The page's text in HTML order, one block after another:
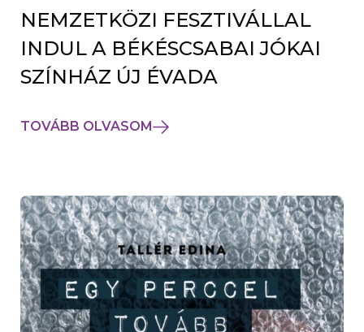
NEMZETKÖZI FESZTIVÁLLAL
INDUL A BÉKÉSCSABAI JÓKAI
SZÍNHÁZ ÚJ ÉVADA
TOVÁBB OLVASOM